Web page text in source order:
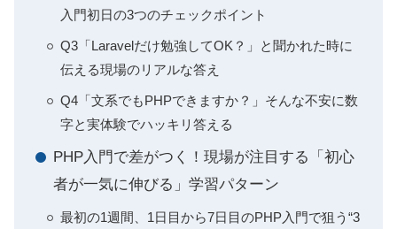
入門初日の3つのチェックポイント
Q3「Laravelだけ勉強してOK？」と聞かれた時に
伝える現場のリアルな答え
Q4「文系でもPHPできますか？」そんな不安に数
字と実体験でハッキリ答える
PHP入門で差がつく！現場が注目する「初心
者が一気に伸びる」学習パターン
最初の1週間、1日目から7日目のPHP入門で狙う“3